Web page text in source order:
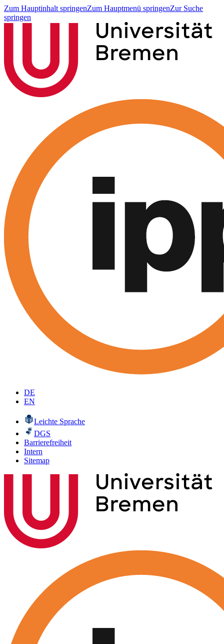
Zum Hauptinhalt springenZum Hauptmenü springenZur Suche
springen
DE
EN
Leichte Sprache
DGS
Barrierefreiheit
Intern
Sitemap